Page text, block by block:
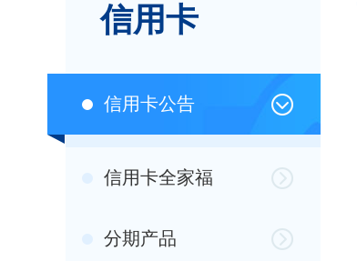
信用卡
信用卡公告
信用卡全家福
分期产品